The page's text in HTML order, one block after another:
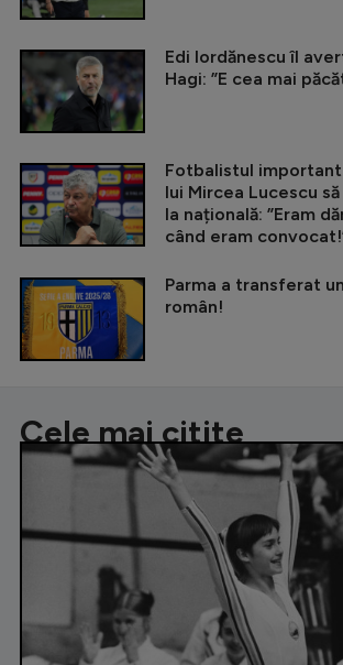
Edi Iordănescu îl
Hagi: ”E cea mai
Fotbalistul
lui Mircea Lucescu
la națională: ”Eram
când eram
Parma a transferat
român!
Cele mai citite